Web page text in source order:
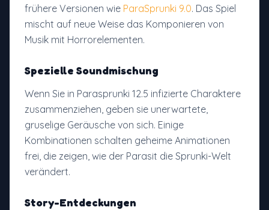
frühere Versionen wie ParaSprunki 9.0. Das Spiel
mischt auf neue Weise das Komponieren von
Musik mit Horrorelementen.
Spezielle Soundmischung
Wenn Sie in Parasprunki 12.5 infizierte Charaktere
zusammenziehen, geben sie unerwartete,
gruselige Geräusche von sich. Einige
Kombinationen schalten geheime Animationen
frei, die zeigen, wie der Parasit die Sprunki-Welt
verändert.
Story-Entdeckungen